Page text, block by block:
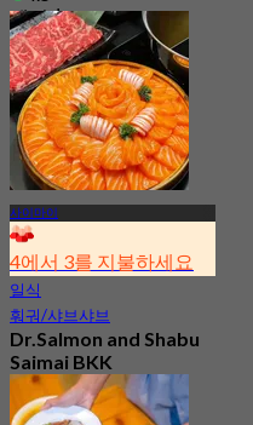
에서฿ 299
사이마이
4에서 3를 지불하세요
일식
훠궈/샤브샤브
Dr.Salmon and Shabu
Saimai BKK
4.3
33 예약됨